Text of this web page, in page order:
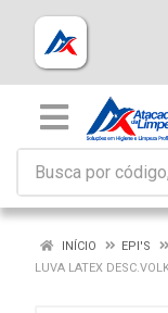
INÍCIO EPI'S
LUVA LATEX